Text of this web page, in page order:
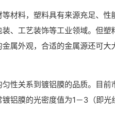
材料，塑料具有来源充足、
、工艺装饰等工业领域。但
属外观，合适的金属源还可
性关系到镀铝膜的品质。目
铝膜的光密度值为1－3（即